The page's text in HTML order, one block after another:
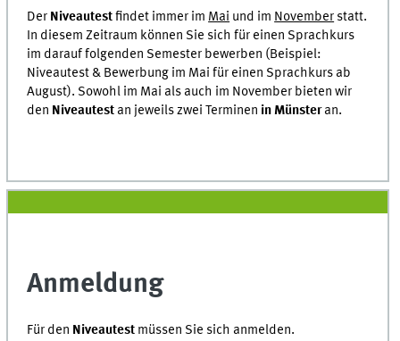
Der Niveautestfindet immer im Mai und im November statt.
In diesem Zeitraum können Sie sich für einen Sprachkurs
im darauf folgenden Semester bewerben (Beispiel:
Niveautest & Bewerbung im Mai für einen Sprachkurs ab
August). Sowohl im Mai als auch im November bieten wir
den Niveautest an jeweils zwei Terminen in Münsteran.
Anmeldung
Für den Niveautest müssen Sie sich anmelden.